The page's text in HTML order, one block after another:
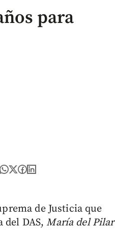
para
de Justicia que
DAS, María del Pilar